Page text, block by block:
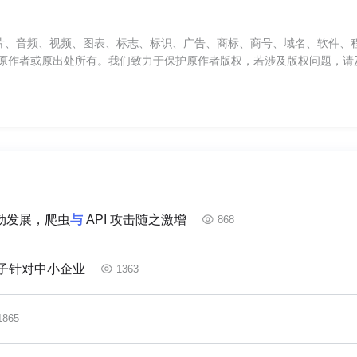
音频、视频、图表、标志、标识、广告、商标、商号、域名、软件、
者或原出处所有。我们致力于保护原作者版权，若涉及版权问题，请
发展，爬虫与API 攻击随之激增 868
针对中小企业 1363